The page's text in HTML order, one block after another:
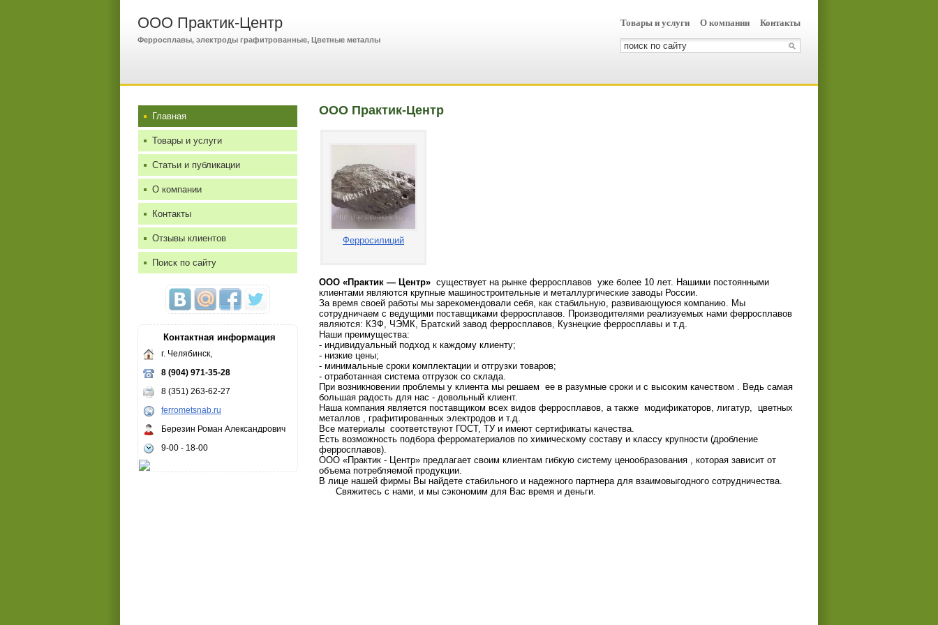
ООО Практик-Центр
Ферросплавы, электроды графитрованные, Цветные металлы
Товары и услуги О компании Контакты
ООО Практик-Центр
Ферросилиций
ООО «Практик — Центр» существует на рынке ферросплавов уже более 10 лет. Нашими постоянными
клиентами являются крупные машиностроительные и металлургические заводы России.
За время своей работы мы зарекомендовали себя, как стабильную, развивающуюся компанию. Мы
сотрудничаем с ведущими поставщиками ферросплавов. Производителями реализуемых нами ферросплавов
являются: КЗФ, ЧЭМК, Братский завод ферросплавов, Кузнецкие ферросплавы и т.д.
Наши преимущества:
- индивидуальный подход к каждому клиенту;
- низкие цены;
- минимальные сроки комплектации и отгрузки товаров;
- отработанная система отгрузок со склада.
При возникновении проблемы у клиента мы решаем ее в разумные сроки и с высоким качеством . Ведь самая
большая радость для нас - довольный клиент.
Наша компания является поставщиком всех видов ферросплавов, а также модификаторов, лигатур, цветных
металлов , графитированных электродов и т.д.
Все материалы соответствуют ГОСТ, ТУ и имеют сертификаты качества.
Есть возможность подбора ферроматериалов по химическому составу и классу крупности (дробление
ферросплавов).
ООО «Практик - Центр» предлагает своим клиентам гибкую систему ценообразования , которая зависит от
объема потребляемой продукции.
В лице нашей фирмы Вы найдете стабильного и надежного партнера для взаимовыгодного сотрудничества.
Свяжитесь с нами, и мы сэкономим для Вас время и деньги.
Главная
Товары и услуги
Статьи и публикации
О компании
Контакты
Отзывы клиентов
Поиск по сайту
Контактная информация
г. Челябинск,
8 (904) 971-35-28
8 (351) 263-62-27
ferrometsnab.ru
Березин Роман Александрович
9-00 - 18-00